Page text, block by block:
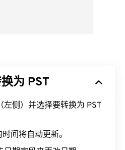
为 PST
左侧）并选择要转换为 PST
间将自动更新。